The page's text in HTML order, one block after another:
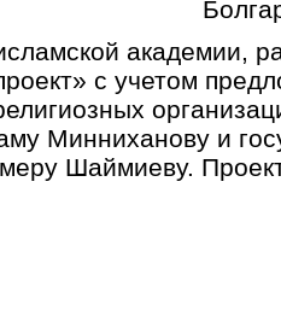
академии,
с учетом
Минниханову и
Шаймиеву.